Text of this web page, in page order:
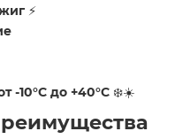
⚡
-10°C до +40°C ❄️☀️